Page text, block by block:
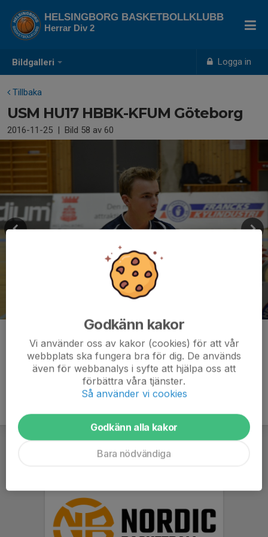
Bildgalleri Logga in
HELSINGBORG BASKETBOLLKLUBB
Herrar Div 2
Tillbaka
USM HU17 HBBK-KFUM Göteborg
2016-11-25 | Bild 58 av 60
Kommentarer
Godkänn kakor
Vi använder oss av kakor (cookies) för att vår
webbplats ska fungera bra för dig. De används
även för webbanalys i syfte att hjälpa oss att
förbättra våra tjänster.
Så använder vi cookies
Godkänn alla kakor
Bara nödvändiga